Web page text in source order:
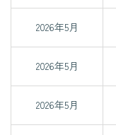
2026年5月
2026年5月
2026年5月